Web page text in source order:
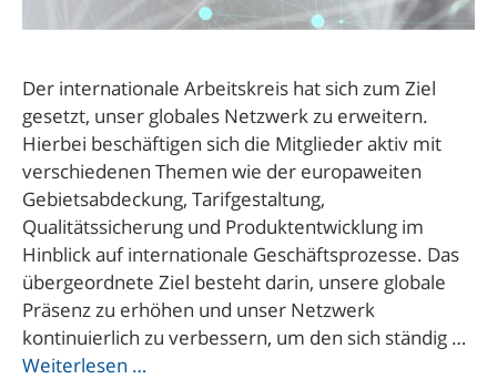
Der internationale Arbeitskreis hat sich zum Ziel
gesetzt, unser globales Netzwerk zu erweitern.
Hierbei beschäftigen sich die Mitglieder aktiv mit
verschiedenen Themen wie der europaweiten
Gebietsabdeckung, Tarifgestaltung,
Qualitätssicherung und Produktentwicklung im
Hinblick auf internationale Geschäftsprozesse. Das
übergeordnete Ziel besteht darin, unsere globale
Präsenz zu erhöhen und unser Netzwerk
kontinuierlich zu verbessern, um den sich ständig …
Weiterlesen …